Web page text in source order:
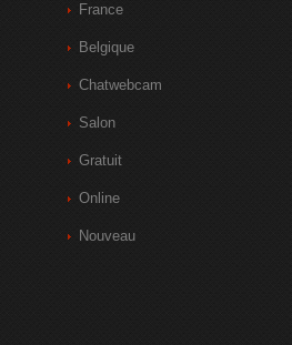
France
Belgique
Chatwebcam
Salon
Gratuit
Online
Nouveau